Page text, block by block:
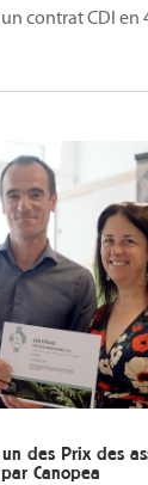
contrat CDI en
des Prix des
Canopea